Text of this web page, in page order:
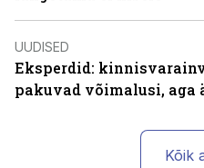
UUDISED
Eksperdid:
pakuvad võimalusi, aga
Kõik